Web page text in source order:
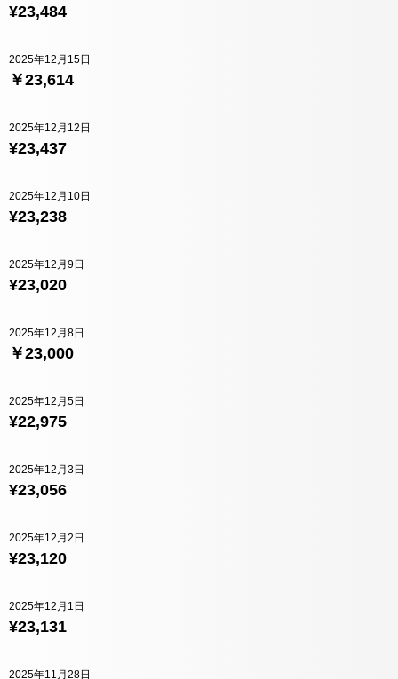
¥23,484
￥23,614
2025年12月15日
¥23,437
2025年12月12日
¥23,238
2025年12月10日
¥23,020
2025年12月9日
￥23,000
2025年12月8日
¥22,975
2025年12月5日
¥23,056
2025年12月3日
¥23,120
2025年12月2日
¥23,131
2025年12月1日
2025年11月28日